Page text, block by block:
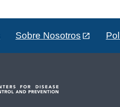
Sobre Nosotros